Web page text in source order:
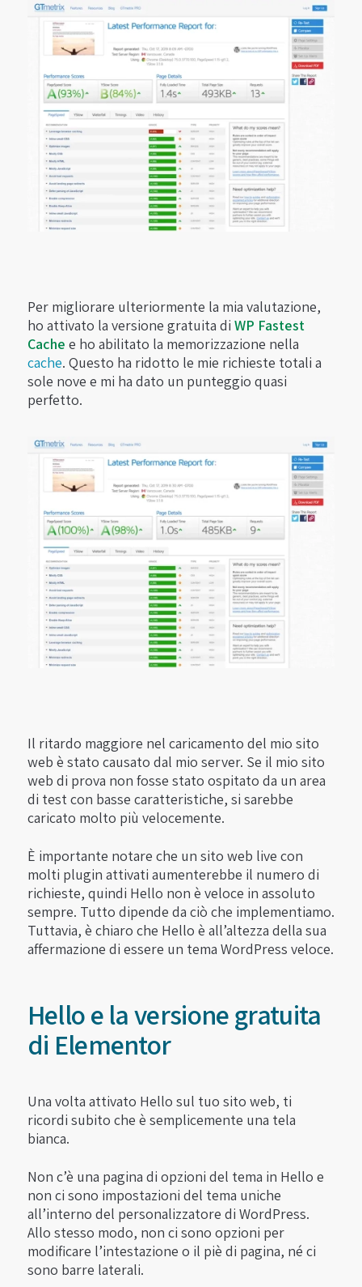
Per migliorare ulteriormente la mia valutazione,
ho attivato la versione gratuita di WP Fastest
Cache e ho abilitato la memorizzazione nella
cache. Questo ha ridotto le mie richieste totali a
sole nove e mi ha dato un punteggio quasi
perfetto.
Il ritardo maggiore nel caricamento del mio sito
web è stato causato dal mio server. Se il mio sito
web di prova non fosse stato ospitato da un area
di test con basse caratteristiche, si sarebbe
caricato molto più velocemente.
È importante notare che un sito web live con
molti plugin attivati ​​aumenterebbe il numero di
richieste, quindi Hello non è veloce in assoluto
sempre. Tutto dipende da ciò che implementiamo.
Tuttavia, è chiaro che Hello è all’altezza della sua
affermazione di essere un tema WordPress veloce.
Hello e la versione gratuita
di Elementor
Una volta attivato Hello sul tuo sito web, ti
ricordi subito che è semplicemente una tela
bianca.
Non c’è una pagina di opzioni del tema in Hello e
non ci sono impostazioni del tema uniche
all’interno del personalizzatore di WordPress.
Allo stesso modo, non ci sono opzioni per
modificare l’intestazione o il piè di pagina, né ci
sono barre laterali.